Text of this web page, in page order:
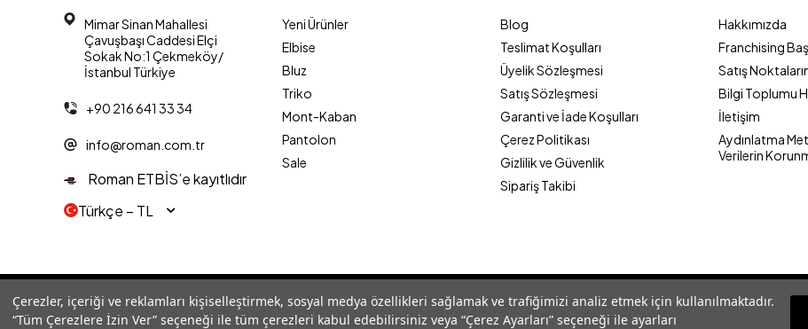
Çerezler, içeriği ve reklamları kişiselleştirmek, sosyal medya özellikleri sağlamak ve trafiğimizi analiz etmek için kullanılmaktadır.
“Tüm Çerezlere İzin Ver” seçeneği ile tüm çerezleri kabul edebilirsiniz veya “Çerez Ayarları” seçeneği ile ayarları
Mimar Sinan Mahallesi
Çavuşbaşı Caddesi Elçi
Sokak No:1 Çekmeköy/
İstanbul Türkiye
+90 216 641 33 34
info@roman.com.tr
Roman ETBİS’e kayıtlıdır
Türkçe − TL
Yeni Ürünler
Elbise
Bluz
Triko
Mont-Kaban
Pantolon
Sale
Blog
Teslimat Koşulları
Üyelik Sözleşmesi
Satış Sözleşmesi
Garanti ve İade Koşulları
Çerez Politikası
Gizlilik ve Güvenlik
Sipariş Takibi
Hakkımızda
Franchising
Satış
Bilgi Toplumu
İletişim
Aydınlatma
Verilerin
© 2025 Roman® Tüm Hakları Saklıdır, İzinsiz kullanılamaz